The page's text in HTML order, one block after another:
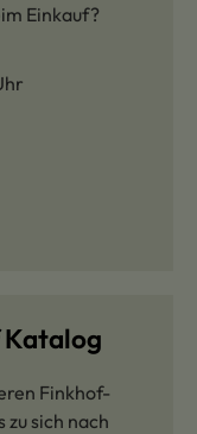
Einkauf?
Finkhof-
zu sich nach